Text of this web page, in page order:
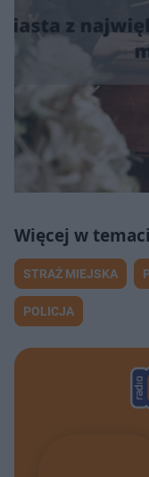
STRAŻ MIEJSKA
POLICJA